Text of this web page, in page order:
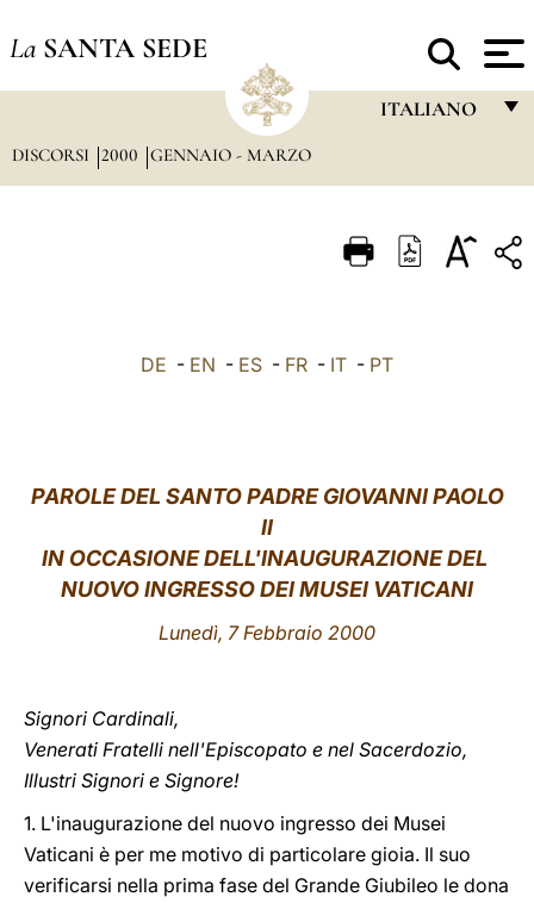
La SANTA SEDE
ITALIANO
ITALIANO
LATINE
DISCORSI 2000 GENNAIO - MARZO
DE - EN - ES - FR - IT - PT
PAROLE DEL SANTO PADRE GIOVANNI PAOLO
II
IN OCCASIONE DELL'INAUGURAZIONE DEL
NUOVO INGRESSO DEI MUSEI VATICANI
Lunedì, 7 Febbraio 2000
Signori Cardinali,
Venerati Fratelli nell'Episcopato e nel Sacerdozio,
Illustri Signori e Signore!
1. L'inaugurazione del nuovo ingresso dei Musei
Vaticani è per me motivo di particolare gioia. Il suo
verificarsi nella prima fase del Grande Giubileo le dona